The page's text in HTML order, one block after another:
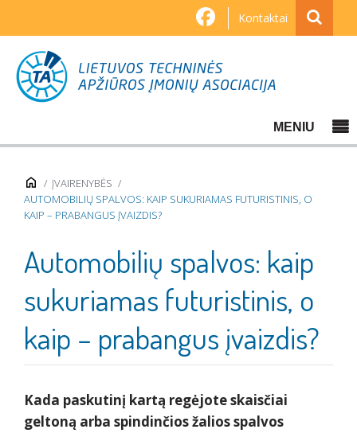
Kontaktai
MENIU
ĮVAIRENYBĖS
AUTOMOBILIŲ SPALVOS: KAIP SUKURIAMAS FUTURISTINIS, O
KAIP – PRABANGUS ĮVAIZDIS?
Automobilių spalvos: kaip
sukuriamas futuristinis, o
kaip – prabangus įvaizdis?
Kada paskutinį kartą regėjote skaisčiai
geltoną arba spindinčios žalios spalvos